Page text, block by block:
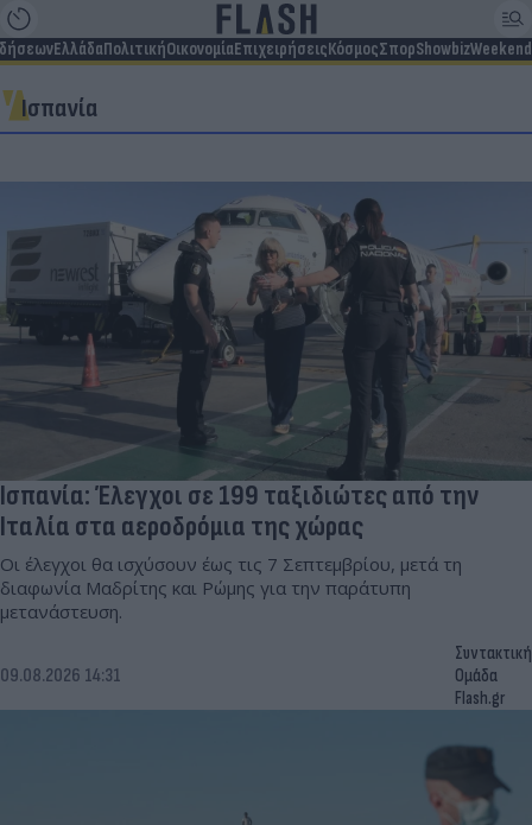
ΕλλάδαΠολιτικήΟικονομίαΕπιχειρήσειςΚόσμοςΣπορShowbizWeekend
Ισπανία
Ισπανία: Έλεγχοι σε 199 ταξιδιώτες από την
Ιταλία στα αεροδρόμια της χώρας
Οι έλεγχοι θα ισχύσουν έως τις 7 Σεπτεμβρίου, μετά τη
διαφωνία Μαδρίτης και Ρώμης για την παράτυπη
μετανάστευση.
09.08.2026 14:31
Συντακτική
Ομάδα
Flash.gr